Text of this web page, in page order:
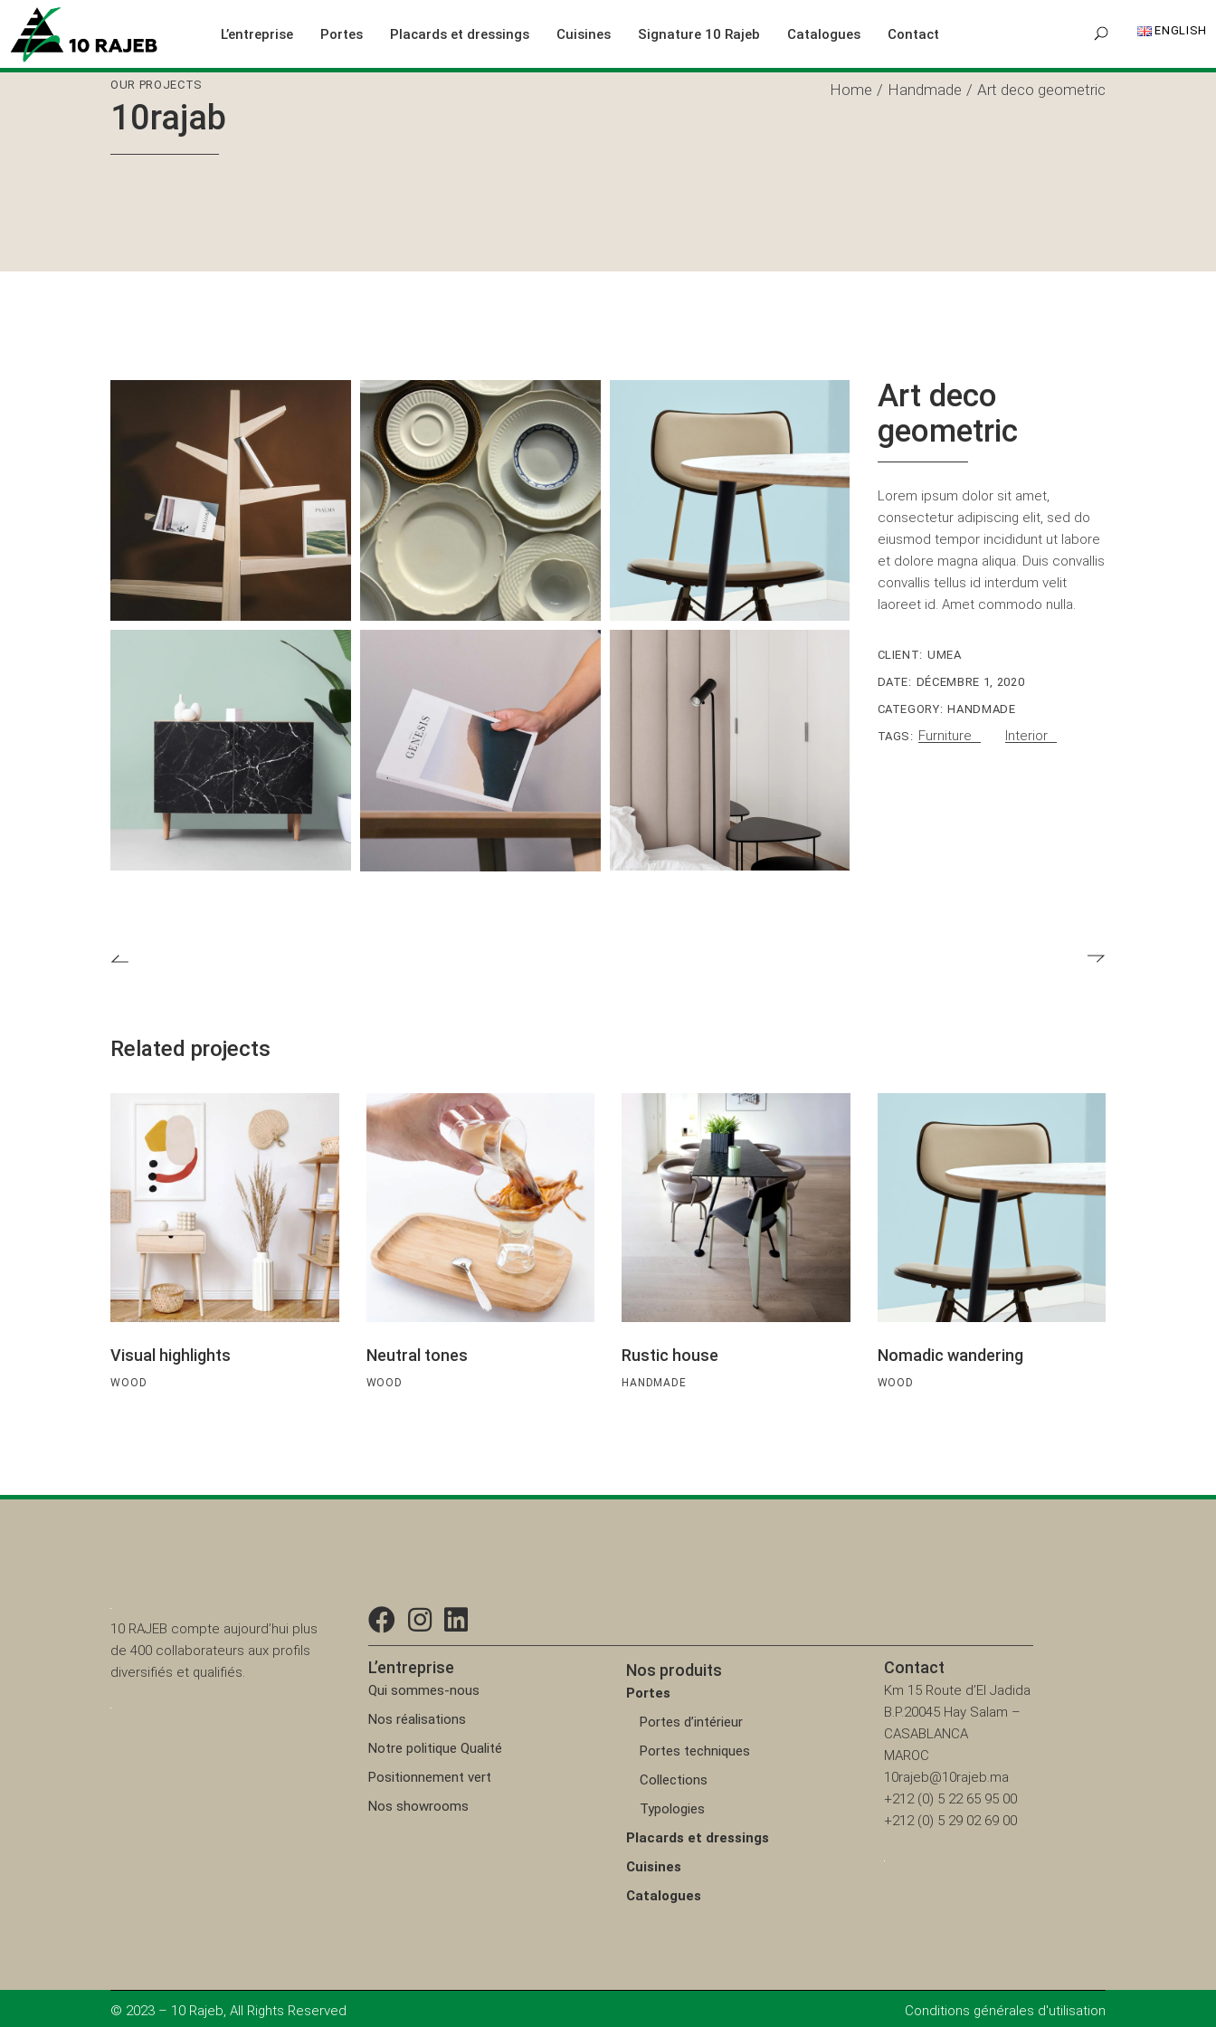
L’entreprise
Qui sommes-nous
Portes Placards et dressings Cuisines Signature 10 Rajeb Catalogues Contact ENGLISH
OUR PROJECTS
10rajab
Home Handmade Art deco geometric
Art deco
geometric
Lorem ipsum dolor sit amet,
consectetur adipiscing elit, sed do
eiusmod tempor incididunt ut labore
et dolore magna aliqua. Duis convallis
convallis tellus id interdum velit
laoreet id. Amet commodo nulla.
CLIENT: UMEA
DATE: DÉCEMBRE 1, 2020
CATEGORY: HANDMADE
TAGS: Furniture Interior
Related projects
Visual highlights
WOOD
Neutral tones
WOOD
Rustic house
HANDMADE
Nomadic wandering
WOOD
10 RAJEB compte aujourd’hui plus
de 400 collaborateurs aux profils
diversifiés et qualifiés.
L’entreprise
Qui sommes-nous
Nos réalisations
Notre politique Qualité
Positionnement vert
Nos showrooms
Nos produits
Portes
Portes d’intérieur
Portes techniques
Collections
Typologies
Placards et dressings
Cuisines
Catalogues
Contact
Km 15 Route d’El Jadida
B.P.20045 Hay Salam –
CASABLANCA
MAROC
10rajeb@10rajeb.ma
+212 (0) 5 22 65 95 00
+212 (0) 5 29 02 69 00
© 2023 – 10 Rajeb, All Rights Reserved Conditions générales d'utilisation